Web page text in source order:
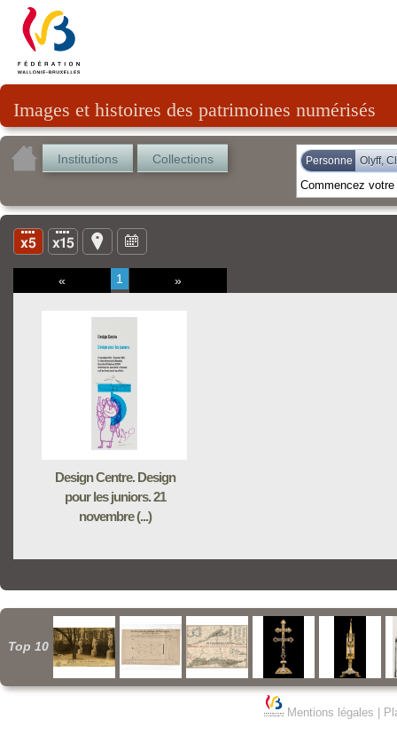
Images et histoires des patrimoines numérisés
Institutions Collections Personne Olyff,
« 1 »
Design Centre. Design
pour les juniors. 21
novembre (...)
Top 10
Mentions légales